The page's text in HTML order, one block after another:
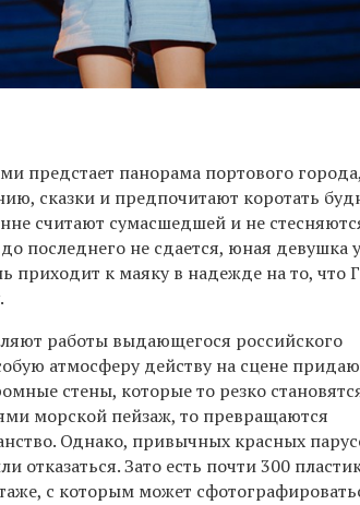
предстает панорама портового
сказки и предпочитают коротать
считают сумасшедшей и не
последнего не сдается, юная девушка
приходит к маяку в надежде на то, что
работы выдающегося российского
атмосферу действу на сцене
стены, которые то резко
морской пейзаж, то превращаются
Однако, привычных красных
отказаться. Зато есть почти 300
с которым может